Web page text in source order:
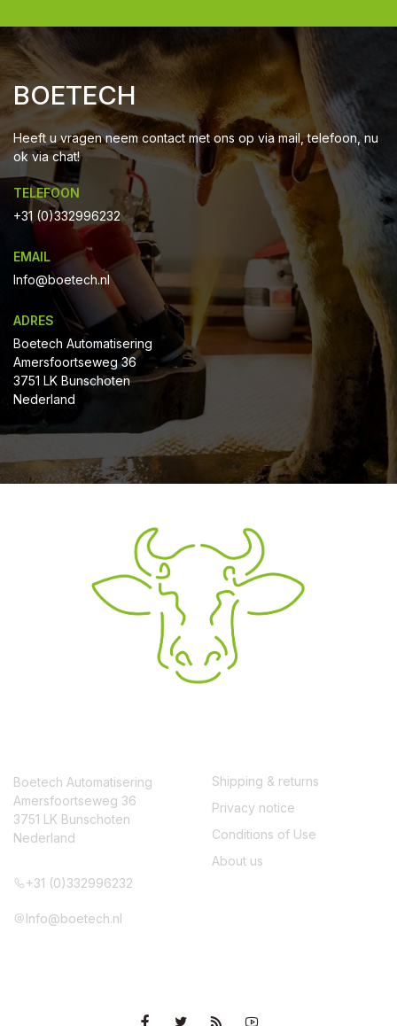
BOETECH
Heeft u vragen neem contact met ons op via mail, telefoon, nu
ok via chat!
TELEFOON
+31 (0)332996232
EMAIL
Info@boetech.nl
ADRES
Boetech Automatisering
Amersfoortseweg 36
3751 LK Bunschoten
Nederland
Boetech Automatisering
Amersfoortseweg 36
3751 LK Bunschoten
Nederland
+31 (0)332996232
Info@boetech.nl
Shipping & returns
Privacy notice
Conditions of Use
About us